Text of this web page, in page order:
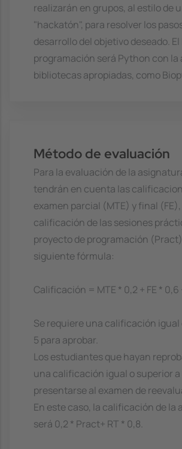
realizarán en grupos, al estilo de
"hackatón", para resolver los
desarrollo del objetivo deseado.
programación será Python con la
bibliotecas apropiadas, como
Método de evaluación
Para la evaluación de la
tendrán en cuenta las
examen parcial (MTE) y final
calificación de las sesiones
proyecto de programación
siguiente fórmula:
Calificación = MTE * 0,2 + FE * 0,6
Se requiere una calificación igual
5 para aprobar.
Los estudiantes que hayan
una calificación igual o superior a
presentarse al examen de
En este caso, la calificación de la
será 0,2 * Pract+ RT * 0,8.